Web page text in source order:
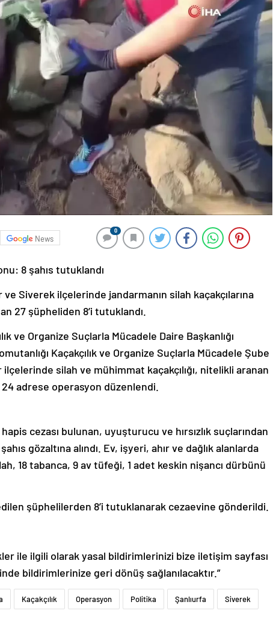
News
0
8 şahıs tutuklandı
ve Siverek ilçelerinde jandarmanın silah kaçakçılarına
27 şüpheliden 8’i tutuklandı.
ve Organize Suçlarla Mücadele Daire Başkanlığı
Kaçakçılık ve Organize Suçlarla Mücadele Şube
silah ve mühimmat kaçakçılığı, nitelikli aranan
24 adrese operasyon düzenlendi.
cezası bulunan, uyuşturucu ve hırsızlık suçlarından
gözaltına alındı. Ev, işyeri, ahır ve dağlık alanlarda
18 tabanca, 9 av tüfeği, 1 adet keskin nişancı dürbünü
şüphelilerden 8’i tutuklanarak cezaevine gönderildi.
ile ilgili olarak yasal bildirimlerinizi bize iletişim sayfası
bildirimlerinize geri dönüş sağlanılacaktır.”
Kaçakçılık Operasyon Politika Şanlıurfa Siverek